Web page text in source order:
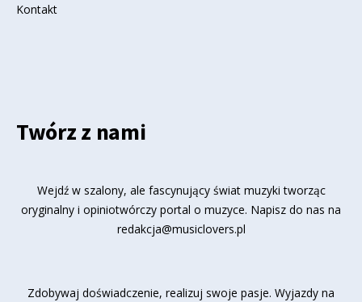
Kontakt
Twórz z nami
Wejdź w szalony, ale fascynujący świat muzyki tworząc
oryginalny i opiniotwórczy portal o muzyce. Napisz do nas na
redakcja@musiclovers.pl
Zdobywaj doświadczenie, realizuj swoje pasje. Wyjazdy na